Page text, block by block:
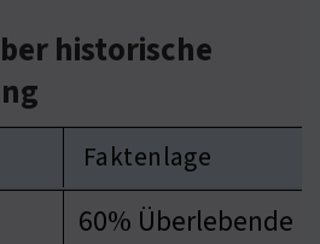
historische
Faktenlage
60% Überlebende